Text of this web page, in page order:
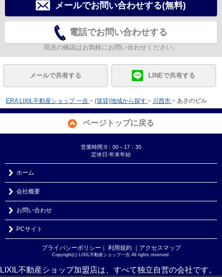
メールでお問い合わせする(無料)
電話でお問い合わせする
現況の確認はお気軽にお問い合わせください。
メールで共有する LINEで共有する
ERA LIXIL不動産ショップ 一吉 > (賃貸)地域から探す > 川西市 > あさのビル
ページトップに戻る
営業時間:9：00～17：30
定休日:年末年始
ホーム
会社概要
お問い合わせ
PCサイト
プライバシーポリシー 利用規約 ｜アクセスマップ
Copyright(c) LIXIL不動産ショップ一吉 All rights reserved.
LIXIL不動産ショップ加盟店は、すべて独立自営の会社です。